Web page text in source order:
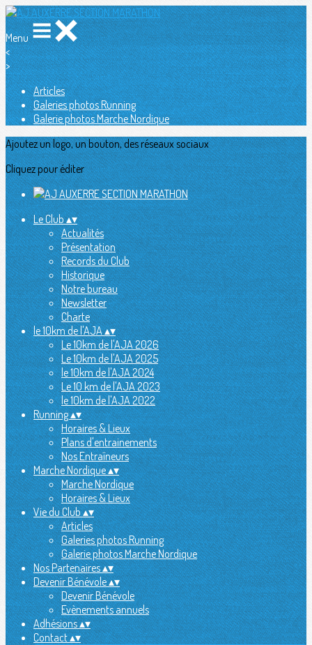
Menu
<
>
Articles
Galeries photos Running
Galerie photos Marche Nordique
Ajoutez un logo, un bouton, des réseaux sociaux
Cliquez pour éditer
Le Club▴▾
Actualités
Présentation
Records du Club
Historique
Notre bureau
Newsletter
Charte
le 10km de l'AJA▴▾
Le 10km de l'AJA 2026
Le 10km de l'AJA 2025
le 10km de l'AJA 2024
Le 10 km de l'AJA 2023
le 10km de l'AJA 2022
Running▴▾
Horaires & Lieux
Plans d'entrainements
Nos Entraîneurs
Marche Nordique▴▾
Marche Nordique
Horaires & Lieux
Vie du Club▴▾
Articles
Galeries photos Running
Galerie photos Marche Nordique
Nos Partenaires▴▾
Devenir Bénévole▴▾
Devenir Bénévole
Evènements annuels
Adhésions▴▾
Contact▴▾